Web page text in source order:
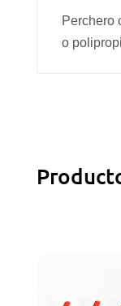
Perchero
o